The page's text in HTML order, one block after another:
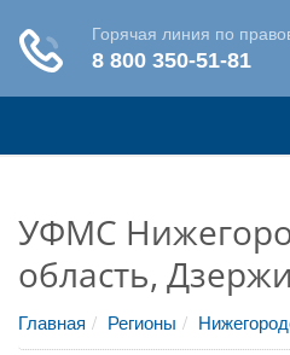
УФМС
область,
Главная Регионы